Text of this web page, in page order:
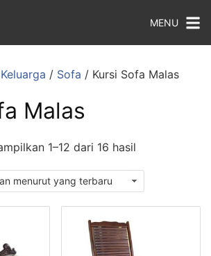
MENU
/ Sofa / Kursi Sofa Malas
Malas
1–12 dari 16 hasil